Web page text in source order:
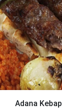
Adana Kebap